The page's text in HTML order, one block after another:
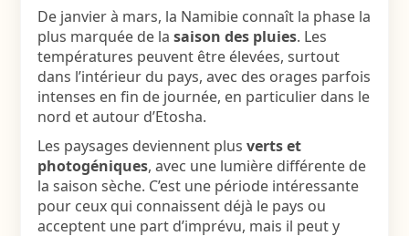
De janvier à mars, la Namibie connaît la phase la
plus marquée de la saison des pluies. Les
températures peuvent être élevées, surtout
dans l’intérieur du pays, avec des orages parfois
intenses en fin de journée, en particulier dans le
nord et autour d’Etosha.
Les paysages deviennent plus verts et
photogéniques, avec une lumière différente de
la saison sèche. C’est une période intéressante
pour ceux qui connaissent déjà le pays ou
acceptent une part d’imprévu, mais il peut y